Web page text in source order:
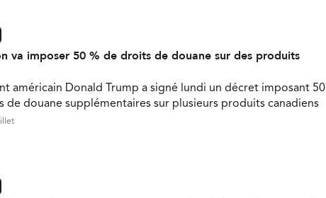
va imposer 50 % de droits de douane sur des produits
américain Donald Trump a signé lundi un décret imposant 50
de douane supplémentaires sur plusieurs produits canadiens